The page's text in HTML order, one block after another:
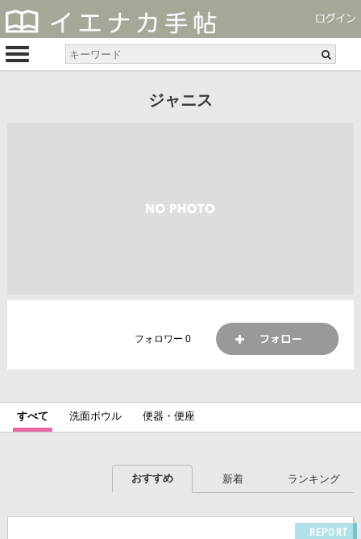
ジャニス
フォロワー0
すべて 洗面ボウル 便器・便座
おすすめ 新着 ランキング
REPORT